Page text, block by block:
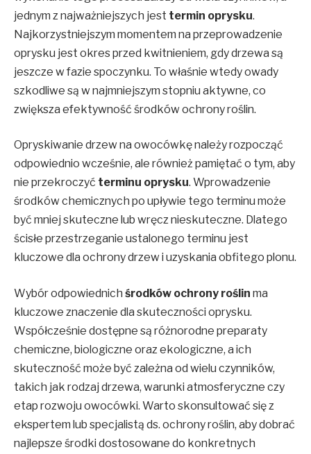
jednym z najważniejszych jest termin oprysku.
Najkorzystniejszym momentem na przeprowadzenie
oprysku jest okres przed kwitnieniem, gdy drzewa są
jeszcze w fazie spoczynku. To właśnie wtedy owady
szkodliwe są w najmniejszym stopniu aktywne, co
zwiększa efektywność środków ochrony roślin.
Opryskiwanie drzew na owocówkę należy rozpocząć
odpowiednio wcześnie, ale również pamiętać o tym, aby
nie przekroczyć terminu oprysku. Wprowadzenie
środków chemicznych po upływie tego terminu może
być mniej skuteczne lub wręcz nieskuteczne. Dlatego
ścisłe przestrzeganie ustalonego terminu jest
kluczowe dla ochrony drzew i uzyskania obfitego plonu.
Wybór odpowiednich środków ochrony roślin ma
kluczowe znaczenie dla skuteczności oprysku.
Współcześnie dostępne są różnorodne preparaty
chemiczne, biologiczne oraz ekologiczne, a ich
skuteczność może być zależna od wielu czynników,
takich jak rodzaj drzewa, warunki atmosferyczne czy
etap rozwoju owocówki. Warto skonsultować się z
ekspertem lub specjalistą ds. ochrony roślin, aby dobrać
najlepsze środki dostosowane do konkretnych